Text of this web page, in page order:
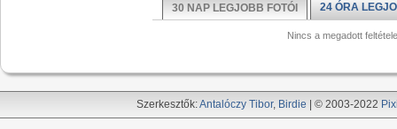
30 NAP LEGJOBB FOTÓI 24 ÓRA
Nincs a megadott
Szerkesztők:Antalóczy Tibor, Birdie | © 2003-2022